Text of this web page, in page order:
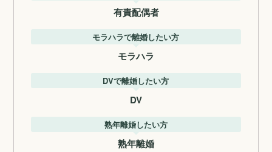
有責配偶者
モラハラで離婚したい方
モラハラ
DVで離婚したい方
DV
熟年離婚したい方
熟年離婚